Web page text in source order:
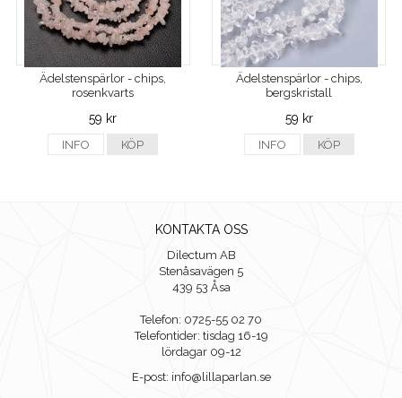
Ädelstenspärlor - chips,
rosenkvarts
59 kr
INFO KÖP
Ädelstenspärlor - chips,
bergskristall
59 kr
INFO KÖP
KONTAKTA OSS
Dilectum AB
Stenåsavägen 5
439 53 Åsa
Telefon: 0725-55 02 70
Telefontider: tisdag 16-19
lördagar 09-12
E-post: info@lillaparlan.se